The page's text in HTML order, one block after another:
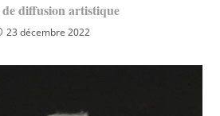
diffusion artistique
23 décembre 2022